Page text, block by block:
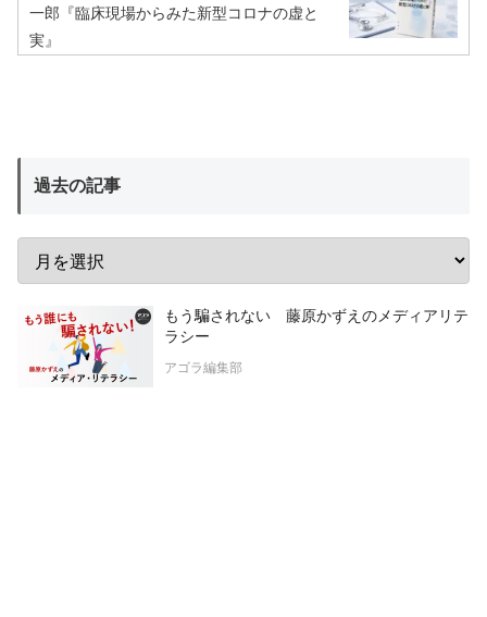
一郎『臨床現場からみた新型コロナの虚と
実』
過去の記事
もう騙されない 藤原かずえのメディアリテ
ラシー
アゴラ編集部